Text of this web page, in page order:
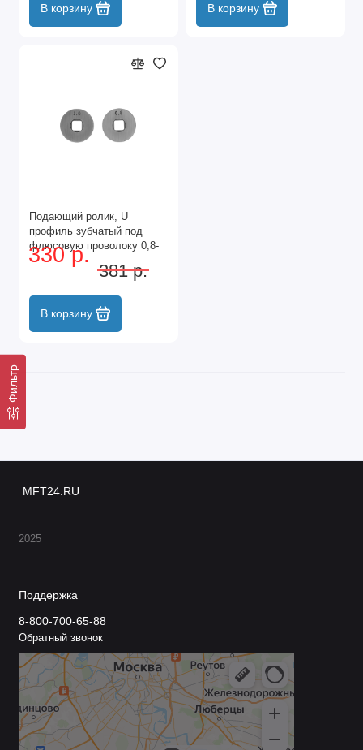
Фильтр
В корзину В корзину
Подающий ролик, U
профиль зубчатый под
флюсовую проволоку 0,8-
1мм посадка квадрат, 2 шт
330 р.
381 р.
В корзину
MFT24.RU
2025
Поддержка
8-800-700-65-88
Обратный звонок